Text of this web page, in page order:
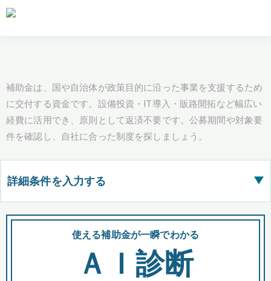
補助金は、国や自治体が政策目的に沿った事業を支援するため
に交付する資金です。設備投資・IT導入・販路開拓など幅広い
経費に活用でき、原則として返済不要です。公募期間や対象要
件を確認し、自社に合った制度を探しましょう。
詳細条件を入力する ▶
都道府県
全国の検索結果を含めて表示
使える補助金が一瞬でわかる
ＡＩ診断